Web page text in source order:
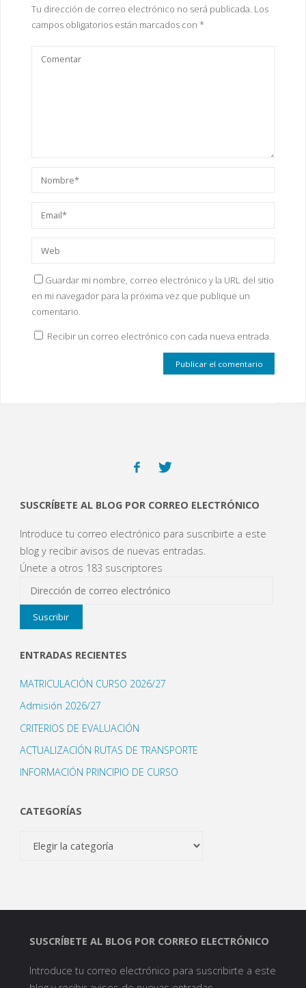
Tu dirección de correo electrónico no será publicada. Los
campos obligatorios están marcados con *
Guardar mi nombre, correo electrónico y la URL del sitio
en mi navegador para la próxima vez que publique un
comentario.
Recibir un correo electrónico con cada nueva entrada.
SUSCRÍBETE AL BLOG POR CORREO ELECTRÓNICO
Introduce tu correo electrónico para suscribirte a este
blog y recibir avisos de nuevas entradas.
Únete a otros 183 suscriptores
Dirección
de
correo
Suscribir
ENTRADAS RECIENTES
MATRICULACIÓN CURSO 2026/27
Admisión 2026/27
CRITERIOS DE EVALUACIÓN
ACTUALIZACIÓN RUTAS DE TRANSPORTE
INFORMACIÓN PRINCIPIO DE CURSO
CATEGORÍAS
Categorías
SUSCRÍBETE AL BLOG POR CORREO ELECTRÓNICO
Introduce tu correo electrónico para suscribirte a este